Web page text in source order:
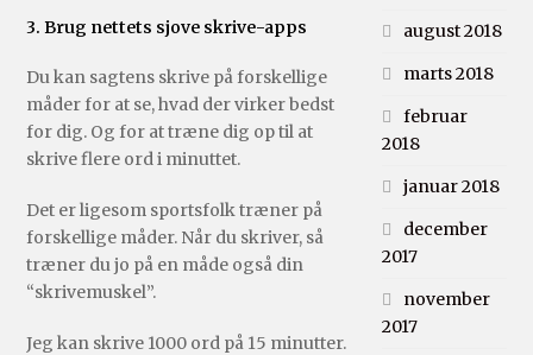
3. Brug nettets sjove skrive-apps
Du kan sagtens skrive på forskellige
måder for at se, hvad der virker bedst
for dig. Og for at træne dig op til at
skrive flere ord i minuttet.
Det er ligesom sportsfolk træner på
forskellige måder. Når du skriver, så
træner du jo på en måde også din
“skrivemuskel”.
Jeg kan skrive 1000 ord på 15 minutter.
august 2018
marts 2018
februar
2018
januar 2018
december
2017
november
2017